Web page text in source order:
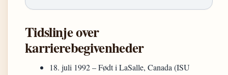
Tidslinje over
karrierebegivenheder
18. juli 1992– Født i LaSalle, Canada (ISU